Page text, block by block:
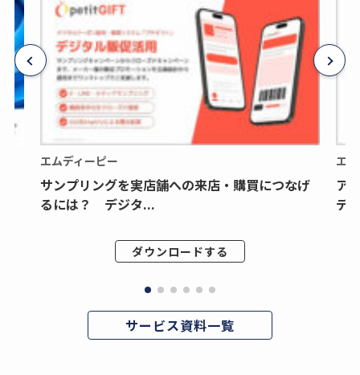
エムディーピー
サンプリングを実店舗への来店・購買につなげ
るには？ デジタ...
ダウンロードする
エ
ア
デ
サービス資料一覧